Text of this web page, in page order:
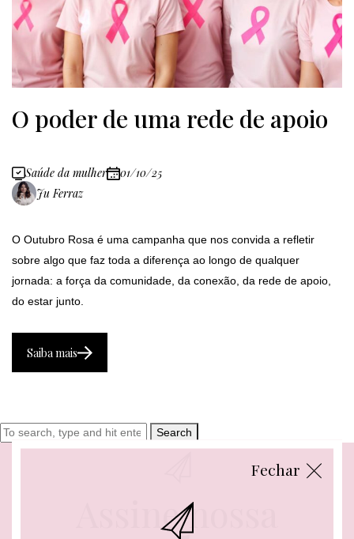
O poder de uma rede de apoio
Saúde da mulher
01/10/25
Ju Ferraz
O Outubro Rosa é uma campanha que nos convida a refletir
sobre algo que faz toda a diferença ao longo de qualquer
jornada: a força da comunidade, da conexão, da rede de apoio,
do estar junto.
Saiba mais
Search
Assine nossa
Fechar